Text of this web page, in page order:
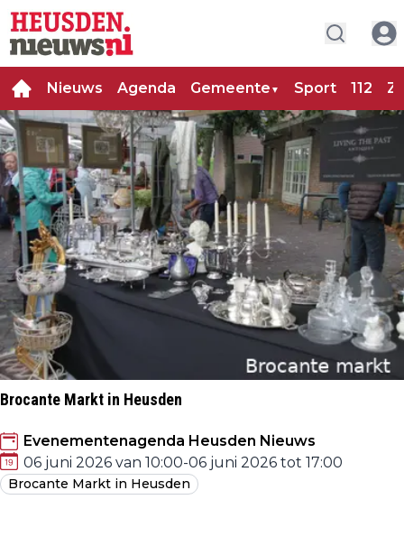
Nieuws Agenda Gemeente ▼ Sport 112
Brocante Markt in Heusden
Evenementenagenda Heusden Nieuws
06 juni 2026 van 10:00-06 juni 2026 tot 17:00
Brocante Markt in Heusden